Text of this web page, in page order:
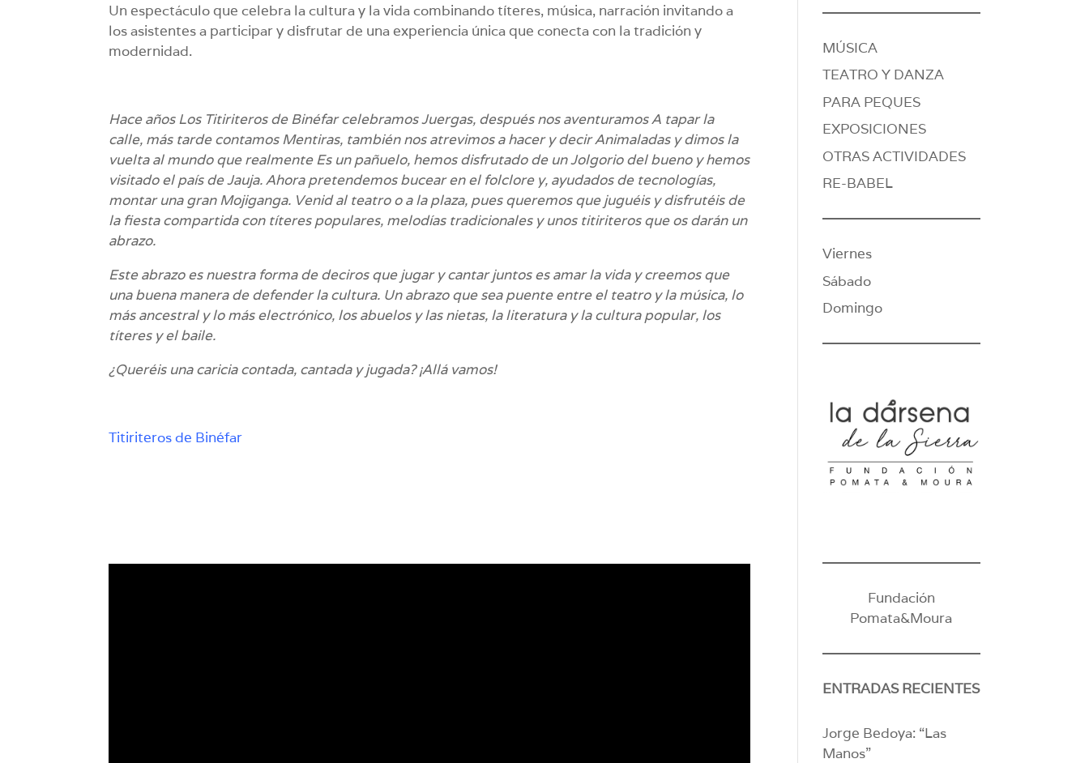
Un espectáculo que celebra la cultura y la vida combinando títeres, música, narración invitando a
los asistentes a participar y disfrutar de una experiencia única que conecta con la tradición y
modernidad.
Hace años Los Titiriteros de Binéfar celebramosJuergas, después nos aventuramosA tapar la
calle, más tarde contamosMentiras, también nos atrevimos a hacer y decirAnimaladasy dimos la
vuelta al mundo que realmenteEs un pañuelo, hemos disfrutado de unJolgorio del buenoy hemos
visitado el país deJauja. Ahora pretendemos bucear en el folclore y, ayudados de tecnologías,
montar una gran Mojiganga. Venid al teatro o a la plaza, pues queremos que juguéis y disfrutéis de
la fiesta compartida con títeres populares, melodías tradicionales y unos titiriteros que os darán un
abrazo.
Este abrazo es nuestra forma de deciros que jugar y cantar juntos es amar la vida y creemos que
una buena manera de defender la cultura. Un abrazo que sea puente entre el teatro y la música, lo
más ancestral y lo más electrónico, los abuelos y las nietas, la literatura y la cultura popular, los
títeres y el baile.
¿Queréis una caricia contada, cantada y jugada? ¡Allá vamos!
Titiriteros de Binéfar
MÚSICA
TEATRO Y DANZA
PARA PEQUES
EXPOSICIONES
OTRAS ACTIVIDADES
RE-BABEL
Viernes
Sábado
Domingo
Fundación
Pomata&Moura
ENTRADAS RECIENTES
Jorge Bedoya: “Las
Manos”